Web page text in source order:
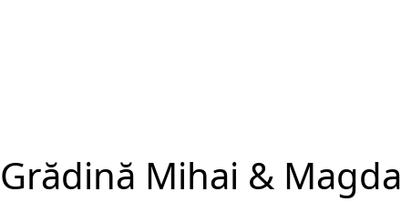
Grădină Mihai & Magda